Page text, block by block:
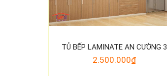
TỦ BẾP LAMINATE AN CƯỜNG 3
2.500.000₫